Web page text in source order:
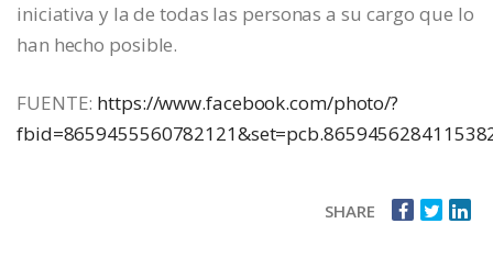
iniciativa y la de todas las personas a su cargo que lo
han hecho posible.
FUENTE: https://www.facebook.com/photo/?
SHARE